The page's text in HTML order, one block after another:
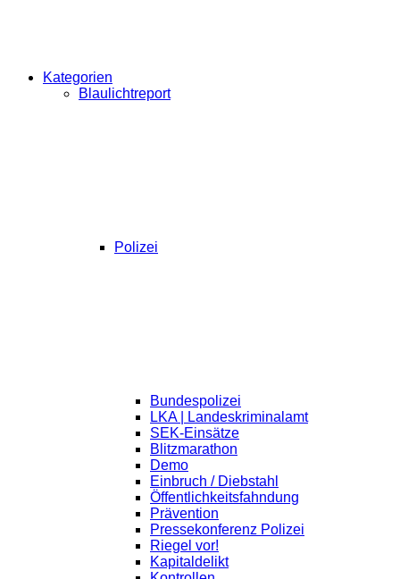
Kategorien
Blaulichtreport
Polizei
Bundespolizei
LKA | Landeskriminalamt
SEK-Einsätze
Blitzmarathon
Demo
Einbruch / Diebstahl
Öffentlichkeitsfahndung
Prävention
Pressekonferenz Polizei
Riegel vor!
Kapitaldelikt